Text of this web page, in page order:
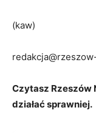
(kaw)
Czytasz Rzeszów
działać sprawniej.